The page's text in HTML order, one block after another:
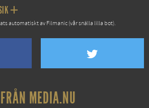
automatiskt av Filmanic (vår snälla lilla bot).
MEDIA.NU